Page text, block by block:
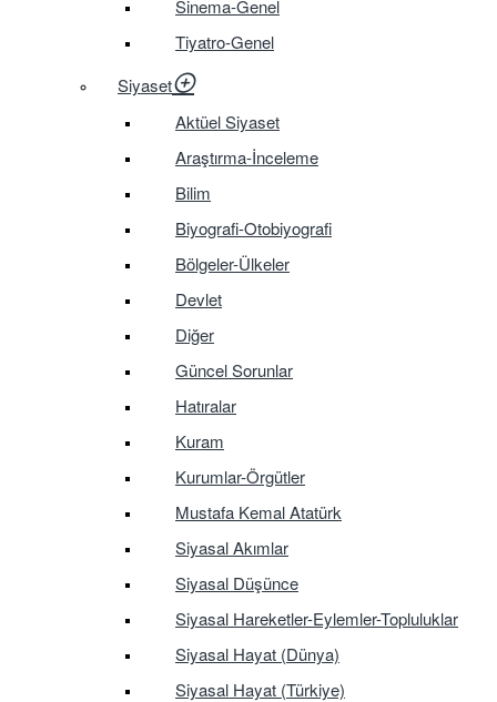
Sinema-Genel
Tiyatro-Genel
Siyaset
Aktüel Siyaset
Araştırma-İnceleme
Bilim
Biyografi-Otobiyografi
Bölgeler-Ülkeler
Devlet
Diğer
Güncel Sorunlar
Hatıralar
Kuram
Kurumlar-Örgütler
Mustafa Kemal Atatürk
Siyasal Akımlar
Siyasal Düşünce
Siyasal Hareketler-Eylemler-Topluluklar
Siyasal Hayat (Dünya)
Siyasal Hayat (Türkiye)